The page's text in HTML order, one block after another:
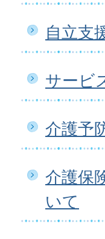
自立支
サービ
介護予
介護保
いて